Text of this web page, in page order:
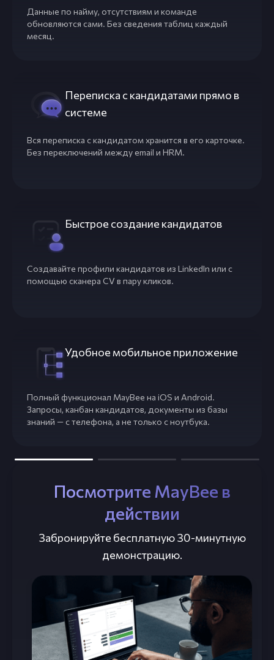
Данные по найму, отсутствиям и команде
обновляются сами. Без сведения таблиц каждый
месяц.
Переписка с кандидатами прямо в
системе
Вся переписка с кандидатом хранится в его карточке.
Без переключений между email и HRM.
Быстрое создание кандидатов
Создавайте профили кандидатов из LinkedIn или с
помощью сканера CV в пару кликов.
Удобное мобильное приложение
Полный функционал MayBee на iOS и Android.
Запросы, канбан кандидатов, документы из базы
знаний — с телефона, а не только с ноутбука.
Посмотрите MayBee в
действии
Забронируйте бесплатную 30-минутную
демонстрацию.